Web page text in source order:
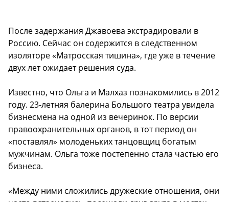
После задержания Джавоева экстрадировали в
Россию. Сейчас он содержится в следственном
изоляторе «Матросская тишина», где уже в течение
двух лет ожидает решения суда.
Известно, что Ольга и Малхаз познакомились в 2012
году. 23-летняя балерина Большого театра увидела
бизнесмена на одной из вечеринок. По версии
правоохранительных органов, в тот период он
«поставлял» молоденьких танцовщиц богатым
мужчинам. Ольга тоже постепенно стала частью его
бизнеса.
«Между ними сложились дружеские отношения, они